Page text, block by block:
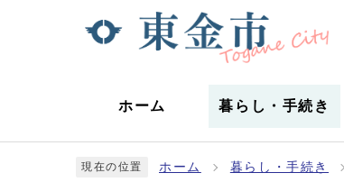
ホーム 暮らし ・ 手続き
現在の位置 ホーム 暮らし・手続き